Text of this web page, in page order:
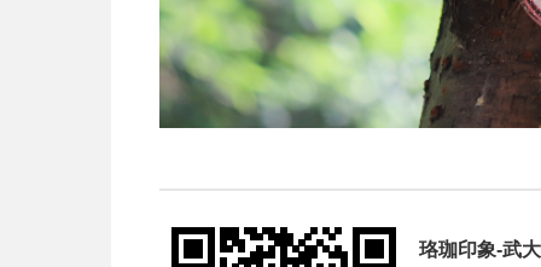
珞珈印象-武